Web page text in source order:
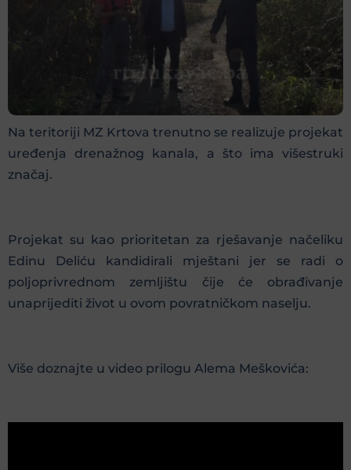
Na teritoriji MZ Krtova trenutno se realizuje projekat
uređenja drenažnog kanala, a što ima višestruki
značaj.
Projekat su kao prioritetan za rješavanje načeliku
Edinu Deliću kandidirali mještani jer se radi o
poljoprivrednom zemljištu čije će obrađivanje
unaprijediti život u ovom povratničkom naselju.
Više doznajte u video prilogu Alema Meškovića: